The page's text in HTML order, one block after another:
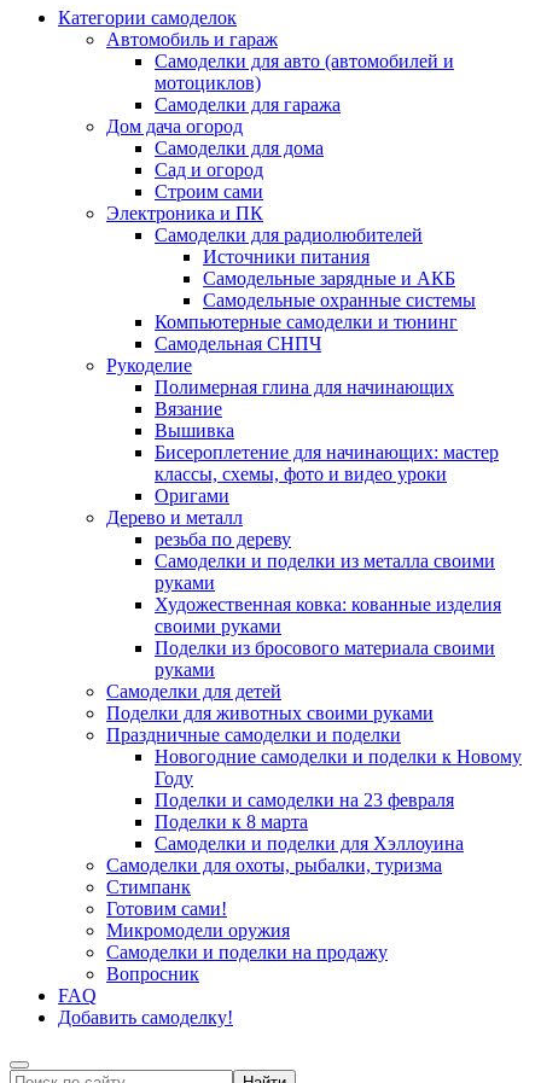
Категории самоделок
Автомобиль и гараж
Самоделки для авто (автомобилей и
мотоциклов)
Самоделки для гаража
Дом дача огород
Самоделки для дома
Сад и огород
Строим сами
Электроника и ПК
Самоделки для радиолюбителей
Источники питания
Самодельные зарядные и АКБ
Самодельные охранные системы
Компьютерные самоделки и тюнинг
Самодельная СНПЧ
Рукоделие
Полимерная глина для начинающих
Вязание
Вышивка
Бисероплетение для начинающих: мастер
классы, схемы, фото и видео уроки
Оригами
Дерево и металл
резьба по дереву
Самоделки и поделки из металла своими
руками
Художественная ковка: кованные изделия
своими руками
Поделки из бросового материала своими
руками
Самоделки для детей
Поделки для животных своими руками
Праздничные самоделки и поделки
Новогодние самоделки и поделки к Новому
Году
Поделки и самоделки на 23 февраля
Поделки к 8 марта
Самоделки и поделки для Хэллоуина
Самоделки для охоты, рыбалки, туризма
Стимпанк
Готовим сами!
Микромодели оружия
Самоделки и поделки на продажу
Вопросник
FAQ
Добавить самоделку!